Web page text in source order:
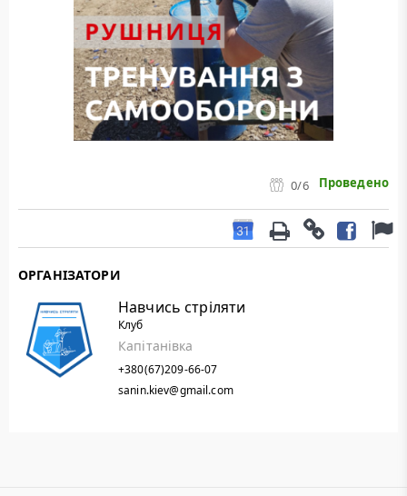
0/6 Проведено
ОРГАНІЗАТОРИ
Навчись стріляти
Клуб
Капітанівка
+380(67)209-66-07
sanin.kiev@gmail.com